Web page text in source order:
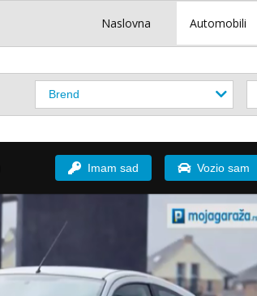
Naslovna Automobili
Imam sad Vozio sam